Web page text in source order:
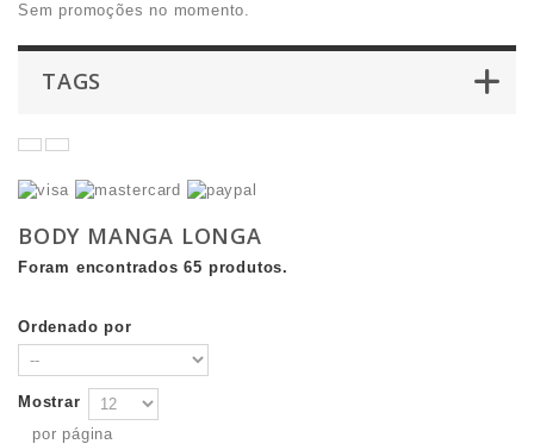
Sem promoções no momento.
TAGS
BODY MANGA LONGA
Foram encontrados 65 produtos.
Ordenado por
Mostrar
por página